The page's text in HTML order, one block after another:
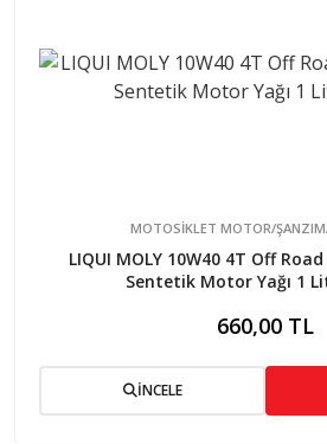
MOTOSİKLET MOTOR/
LIQUI MOLY 10W40 4T Off
Sentetik Motor Yağı 1
660,00 TL
İNCELE